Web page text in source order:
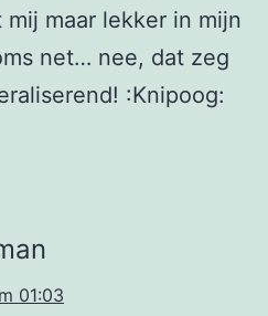
maar lekker in mijn
net… nee, dat zeg
:Knipoog:
01:03